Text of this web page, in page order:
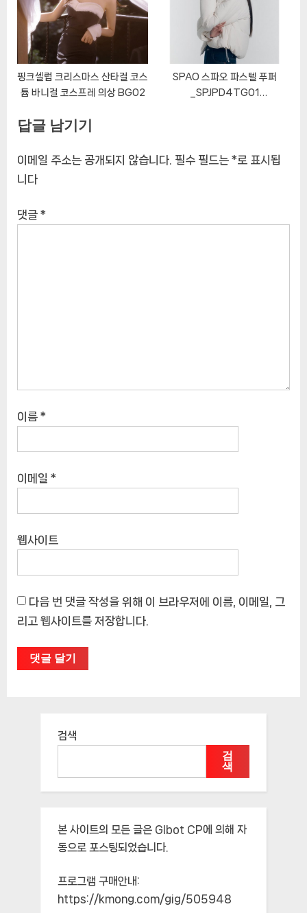
핑크셀럽 크리스마스 산타걸 코스
튬 바니걸 코스프레 의상 BG02
SPAO 스파오 파스텔 푸퍼
_SPJPD4TG01
답글 남기기
이메일 주소는 공개되지 않습니다. 필수 필드는 *로 표시됩
니다
댓글 *
이름 *
이메일 *
웹사이트
다음 번 댓글 작성을 위해 이 브라우저에 이름, 이메일, 그
리고 웹사이트를 저장합니다.
검색
검
색
본 사이트의 모든 글은 Glbot CP에 의해 자
동으로 포스팅되었습니다.
프로그램 구매안내:
https://kmong.com/gig/505948